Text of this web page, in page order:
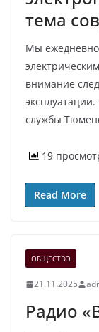
тема
Мы
внимание
службы
19
Read More
ОБЩЕСТВО
21.11.2025
Радио